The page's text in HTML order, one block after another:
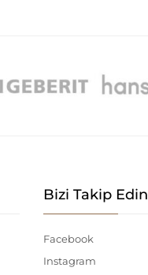
Bizi Takip Edin
Facebook
Instagram